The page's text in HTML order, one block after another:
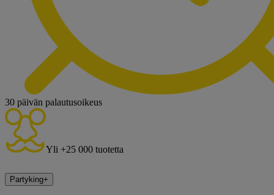
30 päivän palautusoikeus
Yli +25 000 tuotetta
Partyking+